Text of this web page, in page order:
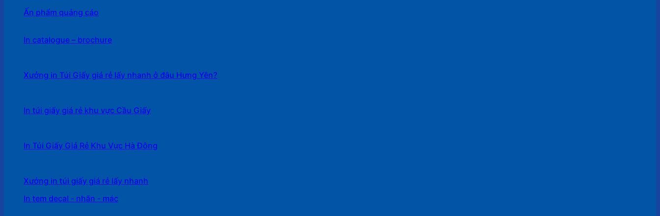
Ấn phẩm quảng cáo
In catalogue – brochure
Xưởng in Túi Giấy giá rẻ lấy nhanh ở đâu Hưng Yên?
In túi giấy giá rẻ khu vực Cầu Giấy
In Túi Giấy Giá Rẻ Khu Vực Hà Đông
Xưởng in túi giấy giá rẻ lấy nhanh
In tem decal - nhãn - mác